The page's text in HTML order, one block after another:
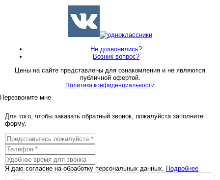
Не дозвонились?
Возник вопрос?
Цены на сайте представлены для ознакомления и не являются
публичной офертой.
Политика конфиденциальности
Перезвоните мне
Для того, чтобы заказать обратный звонок, пожалуйста заполните
форму.
Я даю согласие на обработку персональных данных. Подробнее